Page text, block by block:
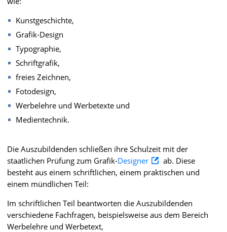
Kunstgeschichte,
Grafik-Design
Typographie,
Schriftgrafik,
freies Zeichnen,
Fotodesign,
Werbelehre und Werbetexte und
Medientechnik.
Die Auszubildenden schließen ihre Schulzeit mit der
staatlichen Prüfung zum Grafik-Designer
ab. Diese
besteht aus einem schriftlichen, einem praktischen und
einem mündlichen Teil:
Im schriftlichen Teil beantworten die Auszubildenden
verschiedene Fachfragen, beispielsweise aus dem Bereich
Werbelehre und Werbetext,